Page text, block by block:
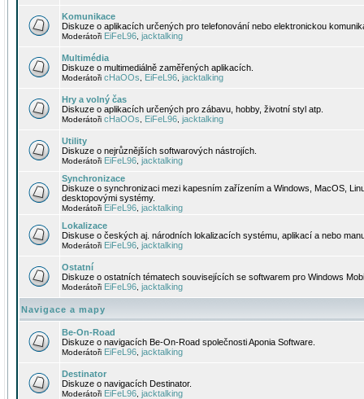
Komunikace
Diskuze o aplikacích určených pro telefonování nebo elektronickou
Moderátoři EiFeL96 jacktalking
Multimédia
Diskuze o multimediálně zaměřených aplikacích.
Moderátoři cHaOOs EiFeL96 jacktalking
Hry a volný čas
Diskuze o aplikacích určených pro zábavu, hobby, životní styl atp.
Moderátoři cHaOOs EiFeL96 jacktalking
Utility
Diskuze o nejrůznějších softwarových nástrojích.
Moderátoři EiFeL96 jacktalking
Synchronizace
Diskuze o synchronizaci mezi kapesním zařízením a Windows, MacOS,
desktopovými systémy.
Moderátoři EiFeL96 jacktalking
Lokalizace
Diskuse o českých aj. národních lokalizacích systému, aplikací a nebo
Moderátoři EiFeL96 jacktalking
Ostatní
Diskuze o ostatních tématech souvisejících se softwarem pro Windows
Moderátoři EiFeL96 jacktalking
Navigace a mapy
Be-On-Road
Diskuze o navigacích Be-On-Road společnosti Aponia Software.
Moderátoři EiFeL96 jacktalking
Destinator
Diskuze o navigacích Destinator.
Moderátoři EiFeL96 jacktalking